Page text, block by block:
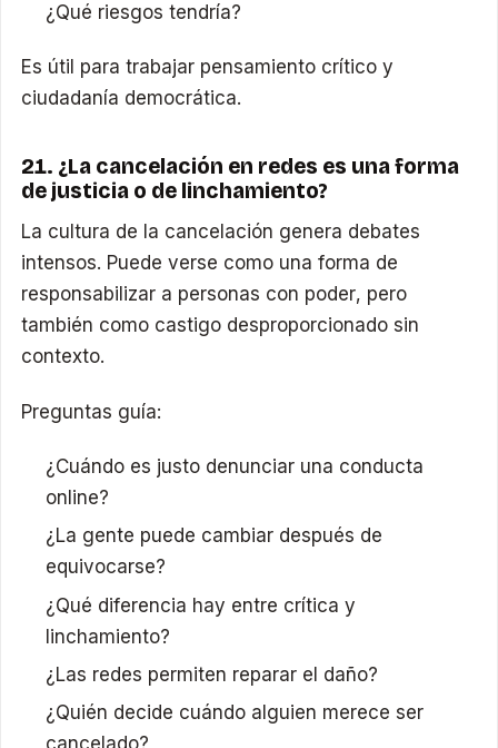
¿Qué riesgos tendría?
Es útil para trabajar pensamiento crítico y
ciudadanía democrática.
21. ¿La cancelación en redes es una forma
de justicia o de linchamiento?
La cultura de la cancelación genera debates
intensos. Puede verse como una forma de
responsabilizar a personas con poder, pero
también como castigo desproporcionado sin
contexto.
Preguntas guía:
¿Cuándo es justo denunciar una conducta
online?
¿La gente puede cambiar después de
equivocarse?
¿Qué diferencia hay entre crítica y
linchamiento?
¿Las redes permiten reparar el daño?
¿Quién decide cuándo alguien merece ser